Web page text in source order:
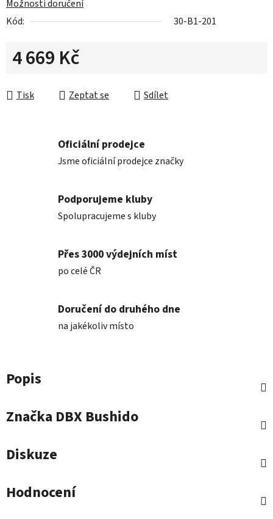
Možnosti doručení
Kód:
30-B1-201
4 669 Kč
Tisk
Zeptat se Sdílet
Oficiální prodejce
Jsme oficiální prodejce značky
Podporujeme kluby
Spolupracujeme s kluby
Přes 3000 výdejních míst
po celé ČR
Doručení do druhého dne
na jakékoliv místo
Popis
Značka DBX Bushido
Diskuze
Hodnocení